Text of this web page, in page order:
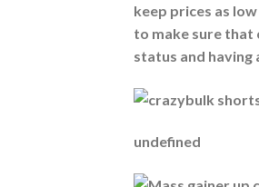
keep prices as
to make sure that
status and having
undefined